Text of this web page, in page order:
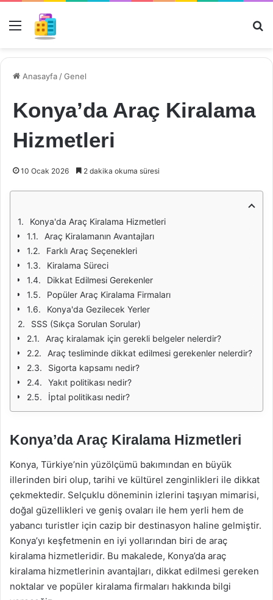
Menü
Anasayfa /Genel
Konya’da Araç Kiralama
Hizmetleri
10 Ocak 2026 2 dakika okuma süresi
Konya'da Araç Kiralama Hizmetleri
Araç Kiralamanın Avantajları
Farklı Araç Seçenekleri
Kiralama Süreci
Dikkat Edilmesi Gerekenler
Popüler Araç Kiralama Firmaları
Konya'da Gezilecek Yerler
SSS (Sıkça Sorulan Sorular)
Araç kiralamak için gerekli belgeler nelerdir?
Araç tesliminde dikkat edilmesi gerekenler nelerdir?
Sigorta kapsamı nedir?
Yakıt politikası nedir?
İptal politikası nedir?
Konya’da Araç Kiralama Hizmetleri
Konya, Türkiye’nin yüzölçümü bakımından en büyük
illerinden biri olup, tarihi ve kültürel zenginlikleri ile dikkat
çekmektedir. Selçuklu döneminin izlerini taşıyan mimarisi,
doğal güzellikleri ve geniş ovaları ile hem yerli hem de
yabancı turistler için cazip bir destinasyon haline gelmiştir.
Konya’yı keşfetmenin en iyi yollarından biri de araç
kiralama hizmetleridir. Bu makalede, Konya’da araç
kiralama hizmetlerinin avantajları, dikkat edilmesi gereken
noktalar ve popüler kiralama firmaları hakkında bilgi